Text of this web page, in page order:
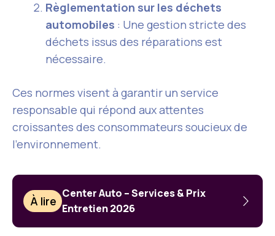
Règlementation sur les déchets
automobiles : Une gestion stricte des
déchets issus des réparations est
nécessaire.
Ces normes visent à garantir un service
responsable qui répond aux attentes
croissantes des consommateurs soucieux de
l’environnement.
À lire
Center Auto – Services & Prix
Entretien 2026